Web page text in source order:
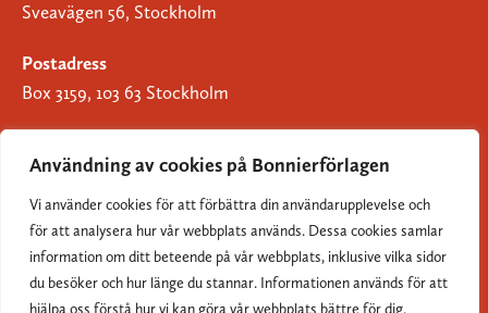
Användning av cookies på Bonnierförlagen
Vi använder cookies för att förbättra din användarupplevelse och
för att analysera hur vår webbplats används. Dessa cookies samlar
information om ditt beteende på vår webbplats, inklusive vilka sidor
du besöker och hur länge du stannar. Informationen används för att
hjälpa oss förstå hur vi kan göra vår webbplats bättre för dig.
Sveavägen 56, Stockholm
Postadress
Box 3159, 103 63 Stockholm
Om Bonnierförlagen
Cookies
Integritetspolicy